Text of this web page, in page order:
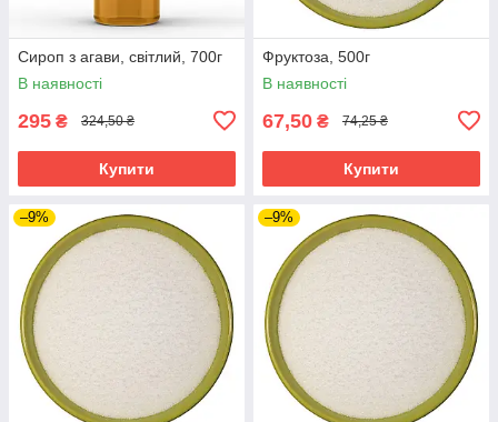
Сироп з агави, світлий, 700г
В наявності
295 ₴ 324,50 ₴
Купити
Фруктоза, 500г
В наявності
67,50 ₴ 74,25 ₴
Купити
–9% –9%